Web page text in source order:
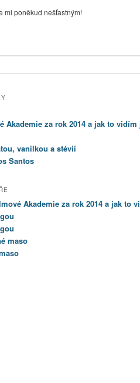
mi poněkud nešťastným!
Akademie za rok 2014 a jak to vidím
vanilkou a stévií
Santos
Akademie za rok 2014 a jak to
maso